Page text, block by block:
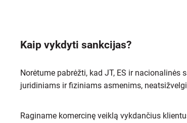
Kaip vykdyti sankcijas?
Norėtume pabrėžti, kad JT, ES ir
juridiniams ir fiziniams asmenims,
Raginame komercinę veiklą vykdančius